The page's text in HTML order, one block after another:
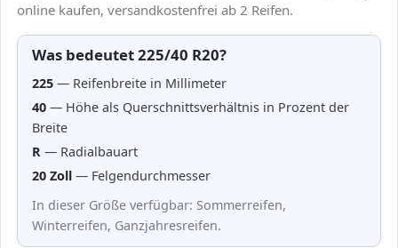
online kaufen, versandkostenfrei ab 2 Reifen.
Was bedeutet 225/40 R20?
225 — Reifenbreite in Millimeter
40 — Höhe als Querschnittsverhältnis in Prozent der
Breite
R — Radialbauart
20 Zoll — Felgendurchmesser
In dieser Größe verfügbar: Sommerreifen,
Winterreifen, Ganzjahresreifen.